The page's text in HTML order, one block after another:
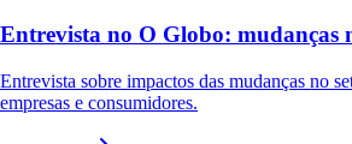
Entrevista no O Globo: mudanças
Entrevista sobre impactos das mudanças no
empresas e consumidores.